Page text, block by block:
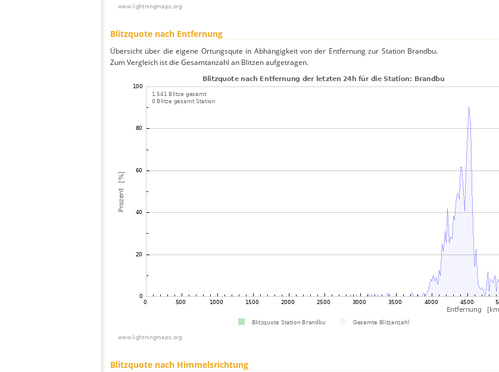
Blitzquote nach Entfernung
Übersicht über die eigene Ortungsqute in Abhängigkeit von der Entfernung zur Station Brandbu.
Zum Vergleich ist die Gesamtanzahl an Blitzen aufgetragen.
Blitzquote nach Himmelsrichtung